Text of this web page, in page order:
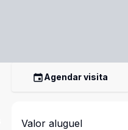
Agendar visita
Valor aluguel